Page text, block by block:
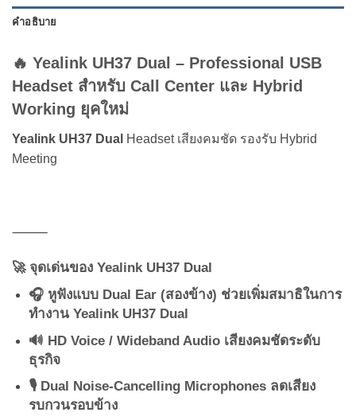
คำอธิบาย
🔥 Yealink UH37 Dual – Professional USB
Headset สำหรับ Call Center และ Hybrid
Working ยุคใหม่
Yealink UH37 Dual Headset เสียงคมชัด รองรับ Hybrid
Meeting
⸻
🚀 จุดเด่นของ Yealink UH37 Dual
🎧 หูฟังแบบ Dual Ear (สองข้าง) ช่วยเพิ่มสมาธิในการ
ทำงาน Yealink UH37 Dual
🔊 HD Voice / Wideband Audio เสียงคมชัดระดับ
ธุรกิจ
🎙 Dual Noise-Cancelling Microphones ลดเสียง
รบกวนรอบข้าง